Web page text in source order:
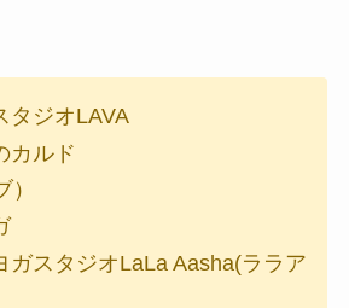
タジオLAVA
カルド
ガスタジオLaLa Aasha(ララア